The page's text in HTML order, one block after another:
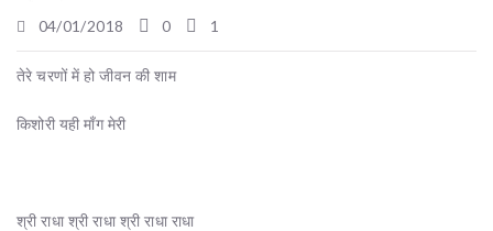
04/01/2018
0 1
तेरे चरणों में हो जीवन की शाम
किशोरी यही माँग मेरी
श्री राधा श्री राधा श्री राधा राधा